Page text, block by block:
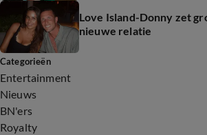
Love Island-Donny zet
nieuwe relatie
Categorieën
Entertainment
Nieuws
BN'ers
Royalty